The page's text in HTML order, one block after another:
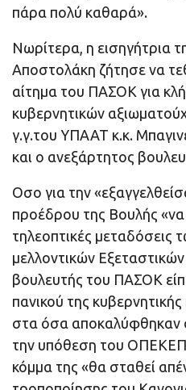
πάρα πολύ καθαρά».
Νωρίτερα, η εισηγήτρια
Αποστολάκη ζήτησε να
αίτημα του ΠΑΣΟΚ για
κυβερνητικών
γ.γ.του ΥΠΑΑΤ κ.κ.
και ο ανεξάρτητος
Οσο για την
προέδρου της Βουλής
τηλεοπτικές
μελλοντικών
βουλευτής του ΠΑΣΟΚ
πανικού της
στα όσα αποκαλύφθηκαν
την υπόθεση του
κόμμα της «θα σταθεί